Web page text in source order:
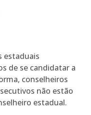
estaduais
de se candidatar a
conselheiros
não estão
estadual.